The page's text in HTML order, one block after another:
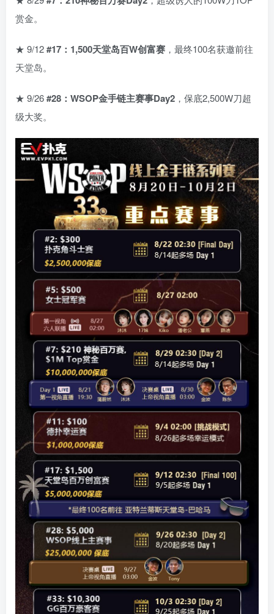
赏金。
★ 9/12#17：1,500天堂岛百W创富赛 ，最终100名获邀前往
天堂岛。
★ 9/26#28：WSOP金手链主赛事Day2 ，保底2,500W刀超
级大奖。